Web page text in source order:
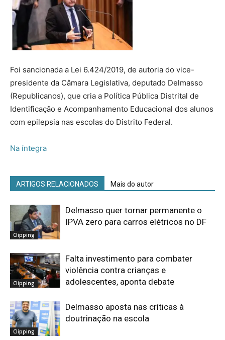
Foi sancionada a Lei 6.424/2019, de autoria do vice-
presidente da Câmara Legislativa, deputado Delmasso
(Republicanos), que cria a Política Pública Distrital de
Identificação e Acompanhamento Educacional dos alunos
com epilepsia nas escolas do Distrito Federal.
Na íntegra
ARTIGOS RELACIONADOS Mais do autor
Clipping
Delmasso quer tornar permanente o
IPVA zero para carros elétricos no DF
Clipping
Falta investimento para combater
violência contra crianças e
adolescentes, aponta debate
Clipping
Delmasso aposta nas críticas à
doutrinação na escola